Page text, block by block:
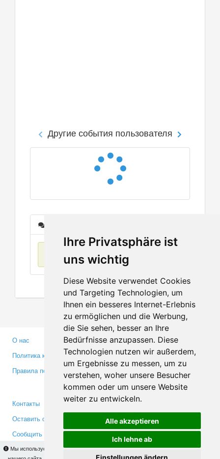
Ihre Privatsphäre ist
uns wichtig
Diese Website verwendet Cookies
und Targeting Technologien, um
Ihnen ein besseres Internet-Erlebnis
zu ermöglichen und die Werbung,
die Sie sehen, besser an Ihre
Bedürfnisse anzupassen. Diese
Technologien nutzen wir außerdem,
um Ergebnisse zu messen, um zu
verstehen, woher unsere Besucher
kommen oder um unsere Website
weiter zu entwickeln.
Alle akzeptieren
Ich lehne ab
Мы используем cookies для того, чтобы Вы могли использовать весь функционал
Другие события пользователя
О нас
Политика конфиденциальности
Правила пользования
Партнерам
Инвесторам
Медиа
Контакты
Оставить отзыв
Сообщить об ошибке
Facebook
Twitter
YouTube
Google+